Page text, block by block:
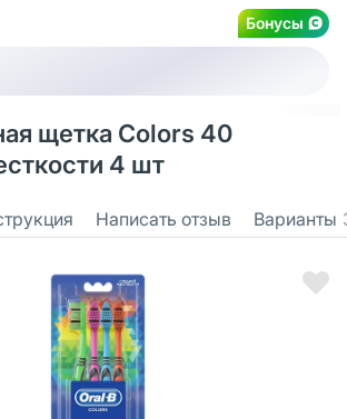
Бонусы
щетка Colors 40
4 шт
Написать отзыв Варианты